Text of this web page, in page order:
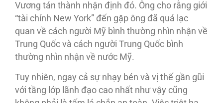
Vương tán thành nhận định đó. Ông cho rằng giới
“tài chính New York” đến gặp ông đã quá lạc
quan về cách người Mỹ bình thường nhìn nhận về
Trung Quốc và cách người Trung Quốc bình
thường nhìn nhận về nước Mỹ.
Tuy nhiên, ngay cả sự nhạy bén và vị thế gần gũi
với tầng lớp lãnh đạo cao nhất như vậy cũng